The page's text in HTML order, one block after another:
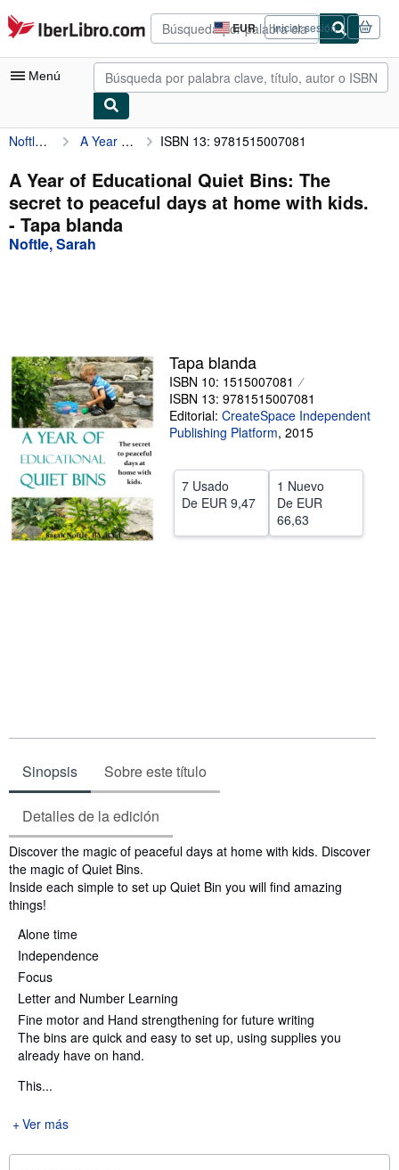
Pasar al contenido principal
IberLibro.com EUR
Preferencias
de
compra
del
Iniciar sesión
Menú
Mi cuenta
Consultar mis pedidos
Búsqueda avanzada
Colecciones
Comenzar a vender
Ayuda
CERRAR
Noftle, Sarah A Year of Educational Quiet Bins: The secret to peaceful days at home with kids. ISBN 13: 9781515007081
A Year of Educational Quiet Bins: The
secret to peaceful days at home with kids.
- Tapa blanda
Noftle, Sarah
Tapa blanda
ISBN 10: 1515007081
ISBN 13: 9781515007081
Editorial: CreateSpace Independent
Publishing Platform, 2015
7 Usado
De EUR 9,47
1 Nuevo
De EUR
66,63
Sinopsis Sobre este título
Detalles de la edición
Sinopsis
Discover the magic of peaceful days at home with kids. Discover
the magic of Quiet Bins.
Inside each simple to set up Quiet Bin you will find amazing
things!
Alone time
Independence
Focus
Letter and Number Learning
Fine motor and Hand strengthening for future writing
The bins are quick and easy to set up, using supplies you
already have on hand.
This...
Ver más